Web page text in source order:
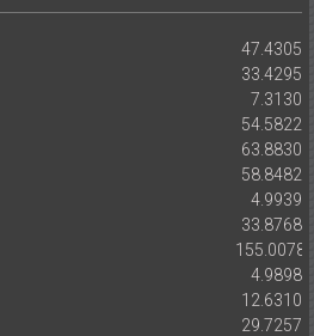
47.4305
33.4295
7.3130
54.5822
63.8830
58.8482
4.9939
33.8768
155.0078
4.9898
12.6310
29.7257